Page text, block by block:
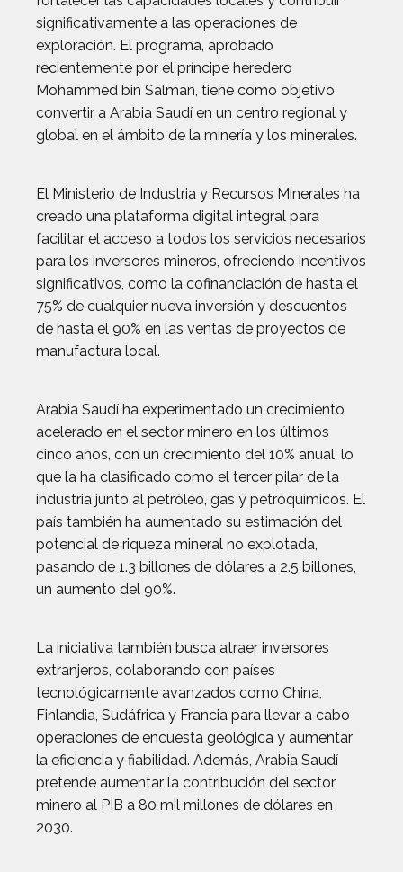
significativamente a las operaciones de
exploración. El programa, aprobado
recientemente por el príncipe heredero
Mohammed bin Salman, tiene como objetivo
convertir a Arabia Saudí en un centro regional y
global en el ámbito de la minería y los minerales.
El Ministerio de Industria y Recursos Minerales ha
creado una plataforma digital integral para
facilitar el acceso a todos los servicios necesarios
para los inversores mineros, ofreciendo incentivos
significativos, como la cofinanciación de hasta el
75% de cualquier nueva inversión y descuentos
de hasta el 90% en las ventas de proyectos de
manufactura local.
Arabia Saudí ha experimentado un crecimiento
acelerado en el sector minero en los últimos
cinco años, con un crecimiento del 10% anual, lo
que la ha clasificado como el tercer pilar de la
industria junto al petróleo, gas y petroquímicos. El
país también ha aumentado su estimación del
potencial de riqueza mineral no explotada,
pasando de 1.3 billones de dólares a 2.5 billones,
un aumento del 90%.
La iniciativa también busca atraer inversores
extranjeros, colaborando con países
tecnológicamente avanzados como China,
Finlandia, Sudáfrica y Francia para llevar a cabo
operaciones de encuesta geológica y aumentar
la eficiencia y fiabilidad. Además, Arabia Saudí
pretende aumentar la contribución del sector
minero al PIB a 80 mil millones de dólares en
2030.